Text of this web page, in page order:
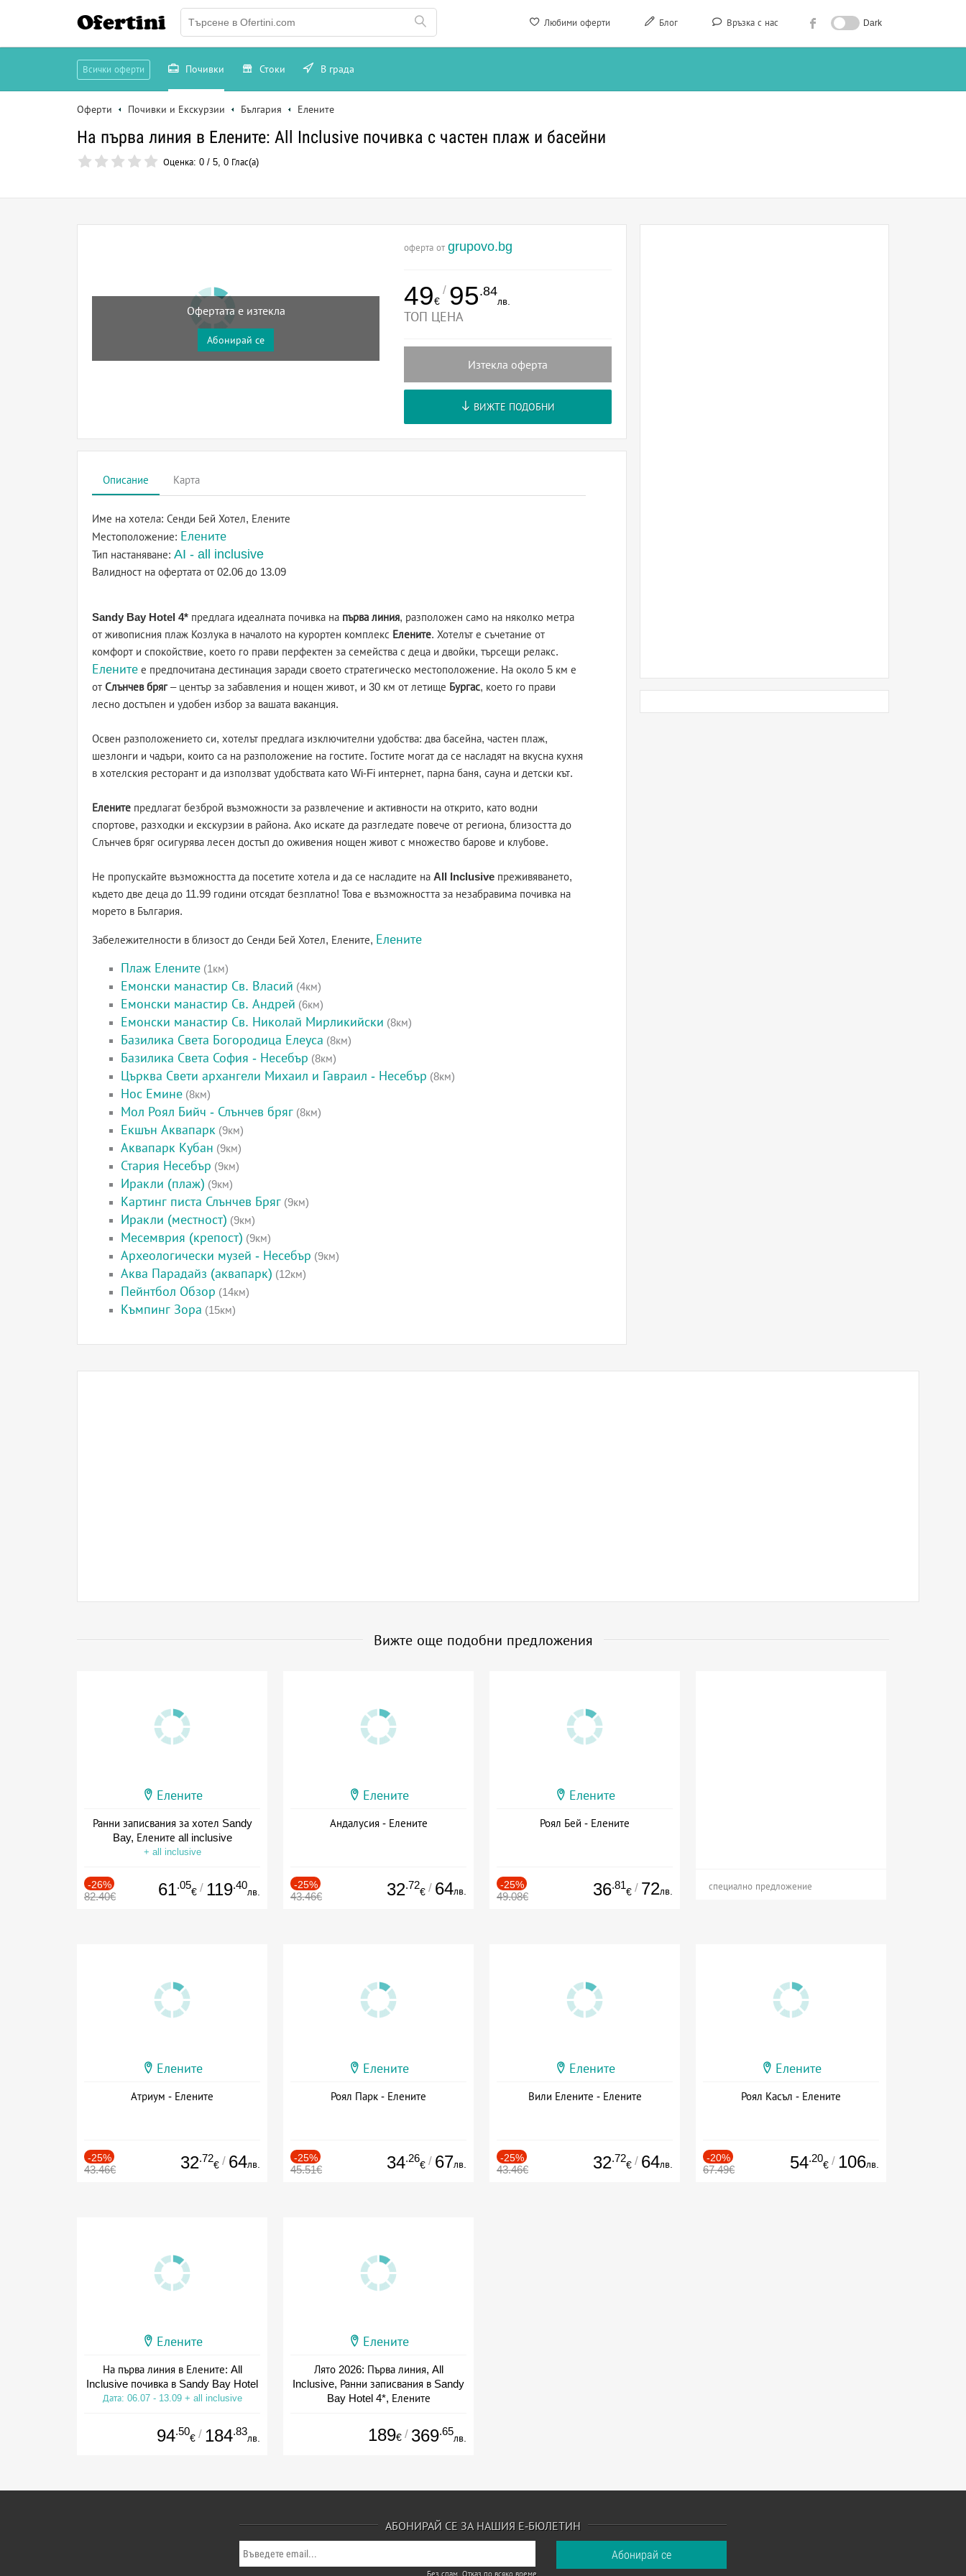
Любими оферти Блог Връзка с нас Dark
Ofertini
Всички оферти Почивки Стоки В града
Оферти Почивки и Екскурзии България Елените
На първа линия в Елените: All Inclusive почивка с частен плаж и басейни
Оценка: 0 / 5, 0 Глас(а)
Офертата е изтекла
Абонирай се
оферта от grupovo.bg
49€
/ 95.84
лв.
ТОП ЦЕНА
Изтекла оферта
ВИЖТЕ ПОДОБНИ
Описание Карта
Име на хотела: Сенди Бей Хотел, Елените
Местоположение: Елените
Тип настаняване: AI - all inclusive
Валидност на офертата от 02.06 до 13.09
Sandy Bay Hotel 4* предлага идеалната почивка на първа линия, разположен само на няколко метра
от живописния плаж Козлука в началото на курортен комплекс Елените. Хотелът е съчетание от
комфорт и спокойствие, което го прави перфектен за семейства с деца и двойки, търсещи релакс.
Елените е предпочитана дестинация заради своето стратегическо местоположение. На около 5 км е
от Слънчев бряг– център за забавления и нощен живот, и 30 км от летище Бургас, което го прави
лесно достъпен и удобен избор за вашата ваканция.
Освен разположението си, хотелът предлага изключителни удобства: два басейна, частен плаж,
шезлонги и чадъри, които са на разположение на гостите. Гостите могат да се насладят на вкусна кухня
в хотелския ресторант и да използват удобствата като Wi-Fi интернет, парна баня, сауна и детски кът.
Елените предлагат безброй възможности за развлечение и активности на открито, като водни
спортове, разходки и екскурзии в района. Ако искате да разгледате повече от региона, близостта до
Слънчев бряг осигурява лесен достъп до оживения нощен живот с множество барове и клубове.
Не пропускайте възможността да посетите хотела и да се насладите на All Inclusive преживяването,
където две деца до 11.99 години отсядат безплатно! Това е възможността за незабравима почивка на
морето в България.
Забележителности в близост до Сенди Бей Хотел, Елените, Елените
Плаж Елените (1км)
Емонски манастир Св. Власий (4км)
Емонски манастир Св. Андрей (6км)
Емонски манастир Св. Николай Мирликийски (8км)
Базилика Света Богородица Елеуса (8км)
Базилика Света София - Несебър (8км)
Църква Свети архангели Михаил и Гавраил - Несебър (8км)
Нос Емине (8км)
Мол Роял Бийч - Слънчев бряг (8км)
Екшън Аквапарк (9км)
Аквапарк Кубан (9км)
Стария Несебър (9км)
Иракли (плаж) (9км)
Картинг писта Слънчев Бряг (9км)
Иракли (местност) (9км)
Месемврия (крепост) (9км)
Археологически музей - Несебър (9км)
Аква Парадайз (аквапарк) (12км)
Пейнтбол Обзор (14км)
Къмпинг Зора (15км)
Вижте още подобни предложения
Елените
Ранни записвания за хотел Sandy
Bay, Елените all inclusive
+ all inclusive
-26%
82.40€ 61.05
€ / 119.40
лв.
Елените
Андалусия - Елените
-25%
43.46€ 32.72
€ / 64лв.
Елените
Роял Бей - Елените
-25%
49.08€ 36.81
€ / 72лв. специално предложение
Елените
Атриум - Елените
-25%
43.46€ 32.72
€ / 64лв.
Елените
Роял Парк - Елените
-25%
45.51€ 34.26
€ / 67лв.
Елените
Вили Елените - Елените
-25%
43.46€ 32.72
€ / 64лв.
Елените
Роял Касъл - Елените
-20%
67.49€ 54.20
€ / 106лв.
Елените
На първа линия в Елените: All
Inclusive почивка в Sandy Bay Hotel
Дата: 06.07 - 13.09 + all inclusive
94.50
€ / 184.83
лв.
Елените
Лято 2026: Първа линия, All
Inclusive, Ранни записвания в Sandy
Bay Hotel 4*, Елените
189€ / 369.65
лв.
АБОНИРАЙ СЕ ЗА НАШИЯ Е-БЮЛЕТИН
Без спам. Отказ по всяко време.